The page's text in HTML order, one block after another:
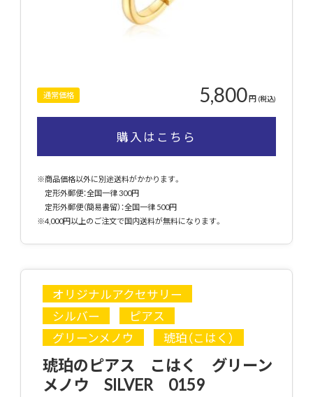
通常価格 5,800円 (税込)
購入はこちら
※商品価格以外に別途送料がかかります。
定形外郵便：全国一律 300円
定形外郵便（簡易書留）：全国一律 500円
※4,000円以上のご注文で国内送料が無料になります。
オリジナルアクセサリー
シルバー
ピアス
グリーンメノウ
琥珀（こはく）
琥珀のピアス こはく グリーン
メノウ SILVER 0159